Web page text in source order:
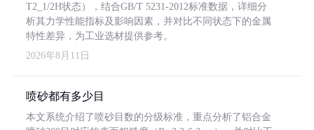
T2_1/2H状态），结合GB/T 5231-2012标准数据，详细分
析其力学性能指标及影响因素，并对比不同状态下的金属
特性差异，为工业选材提供参考。
2026年8月11日
喷砂都有多少目
本文系统介绍了喷砂目数的分级标准，重点分析了铝合金